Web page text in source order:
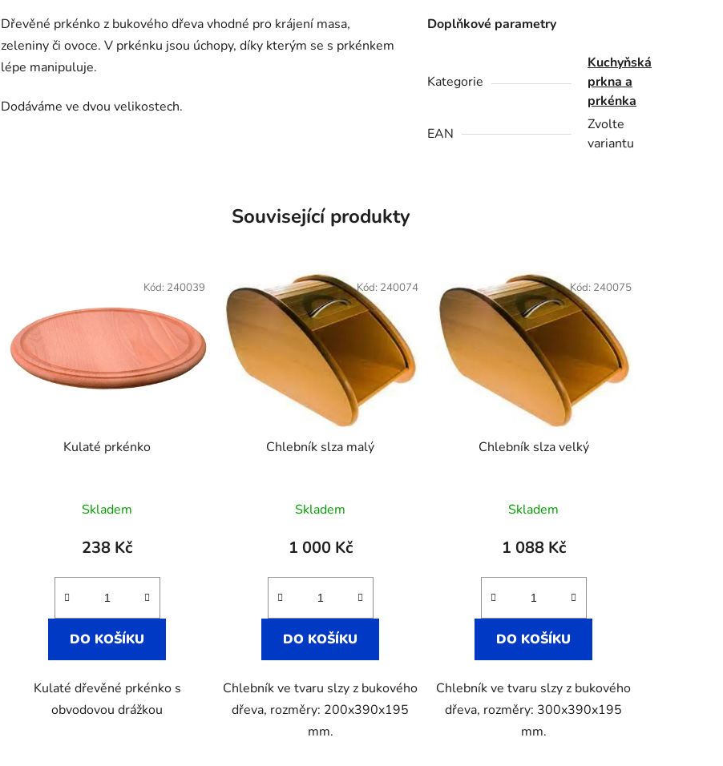
Dřevěné prkénko z bukového dřeva vhodné pro krájení masa,
zeleniny či ovoce. V prkénku jsou úchopy, díky kterým se s prkénkem
lépe manipuluje.
Dodáváme ve dvou velikostech.
Doplňkové parametry
Kategorie
Kuchyňská
prkna a
prkénka
EAN
Zvolte
variantu
Související produkty
Kulaté prkénko
Skladem
238 Kč
DO KOŠÍKU
Kulaté dřevěné prkénko s
obvodovou drážkou
Kód: 240039
Chlebník slza malý
Skladem
1 000 Kč
DO KOŠÍKU
Chlebník ve tvaru slzy z bukového
dřeva, rozměry: 200x390x195
mm.
Kód: 240074
Chlebník slza velký
Skladem
1 088 Kč
DO KOŠÍKU
Chlebník ve tvaru slzy z bukového
dřeva, rozměry: 300x390x195
mm.
Kód: 240075